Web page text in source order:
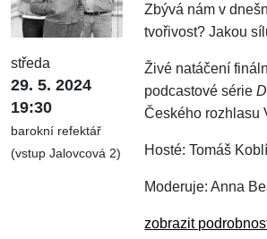
středa
29. 5. 2024
19:30
barokní refektář
(vstup Jalovcová 2)
Zbývá nám v
tvořivost? Jakou
Živé natáčení
podcastové série
Českého rozhlasu
Hosté: Tomáš
Moderuje: Anna
zobrazit